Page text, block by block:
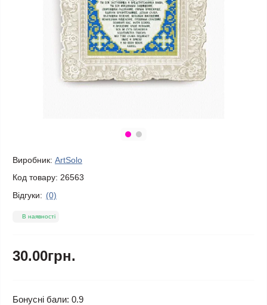
Виробник: ArtSolo
Код товару: 26563
Відгуки: (0)
В наявності
30.00грн.
Бонусні бали: 0.9